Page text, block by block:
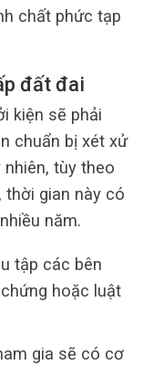
chất phức tạp
đất đai
kiện sẽ phải
chuẩn bị xét xử
tùy theo
thời gian này có
năm.
tập các bên
hoặc luật
gia sẽ có cơ